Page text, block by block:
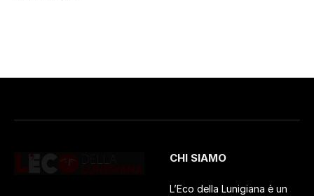
CHI SIAMO
L’Eco della Lunigiana è un